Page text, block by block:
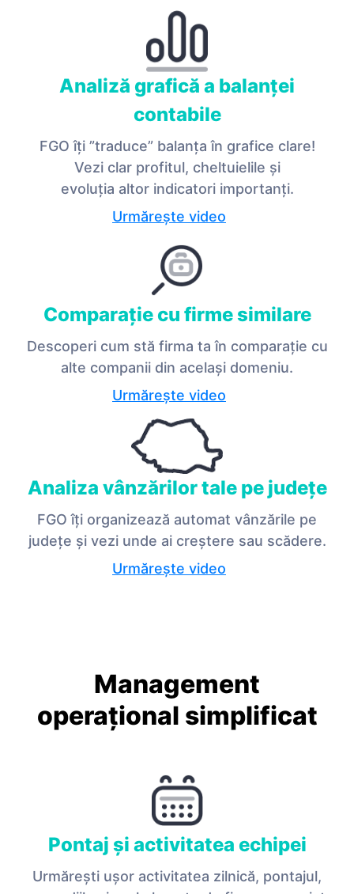
Analiză grafică a balanței
contabile
FGO îți ”traduce” balanța în grafice clare!
Vezi clar profitul, cheltuielile și
evoluția altor indicatori importanți.
Urmărește video
Comparație cu firme similare
Descoperi cum stă firma ta în comparație cu
alte companii din același domeniu.
Urmărește video
Analiza vânzărilor tale pe județe
FGO îți organizează automat vânzările pe
județe și vezi unde ai creștere sau scădere.
Urmărește video
Management
operațional simplificat
Pontaj și activitatea echipei
Urmărești ușor activitatea zilnică, pontajul,